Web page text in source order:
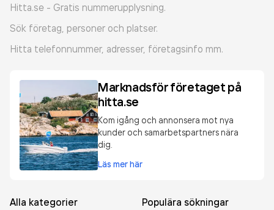
Hitta.se - Gratis nummerupplysning.
Sök företag, personer och platser.
Hitta telefonnummer, adresser, företagsinfo mm.
Marknadsför företaget på
hitta.se
Kom igång och annonsera mot nya
kunder och samarbetspartners nära
dig.
Läs mer här
Alla kategorier Populära sökningar